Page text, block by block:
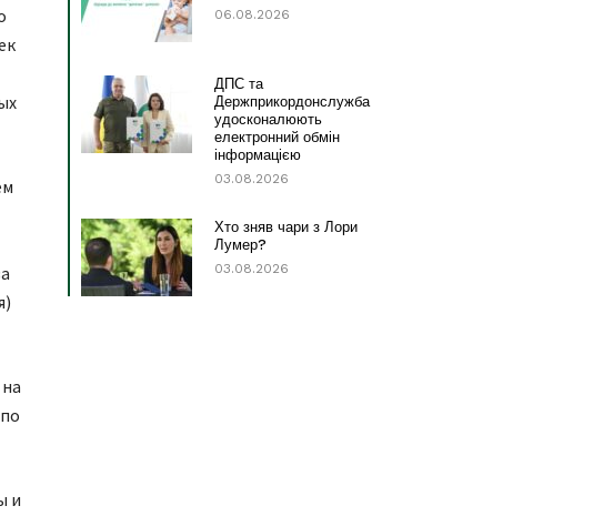
и
06.08.2026
ДПС та
Держприкордонслужба
удосконалюють
електронний обмін
інформацією
03.08.2026
Хто зняв чари з Лори
Лумер?
03.08.2026